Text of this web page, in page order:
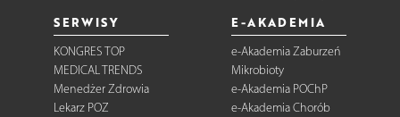
SERWISY
KONGRES TOP
MEDICAL TRENDS
Menedżer Zdrowia
Lekarz POZ
E-AKADEMIA
e-Akademia Zaburzeń
Mikrobioty
e-Akademia POChP
e-Akademia Chorób